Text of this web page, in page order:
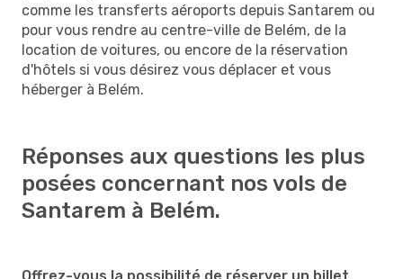
comme les transferts aéroports depuis Santarem ou
pour vous rendre au centre-ville de Belém, de la
location de voitures, ou encore de la réservation
d'hôtels si vous désirez vous déplacer et vous
héberger à Belém.
Réponses aux questions les plus
posées concernant nos vols de
Santarem à Belém.